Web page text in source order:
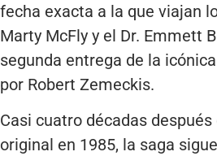
fecha exacta a la que viajan
Marty McFly y el Dr. Emmett
segunda entrega de la
por Robert Zemeckis.
Casi cuatro décadas
original en 1985, la saga